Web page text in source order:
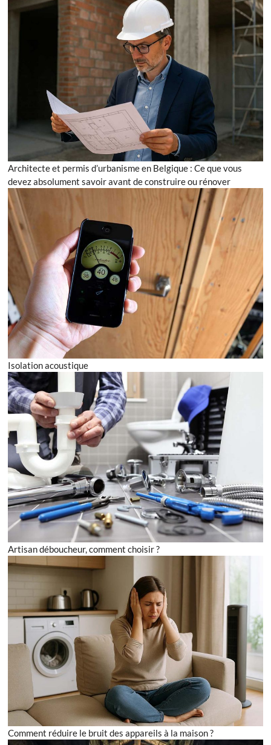
Architecte et permis d’urbanisme en Belgique : Ce que vous
devez absolument savoir avant de construire ou rénover
Isolation acoustique
Artisan déboucheur, comment choisir ?
Comment réduire le bruit des appareils à la maison ?